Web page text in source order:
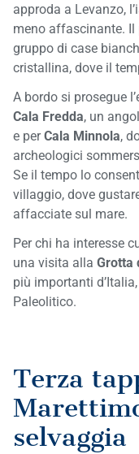
approda a Levanzo,
meno affascinante. Il
gruppo di case
cristallina, dove il
A bordo si prosegue
Cala Fredda, un
e perCala Minnola,
archeologici
Se il tempo lo
villaggio, dove
affacciate sul mare.
Per chi ha interesse
una visita alla Grotta
più importanti
Paleolitico.
Terza
selvaggia